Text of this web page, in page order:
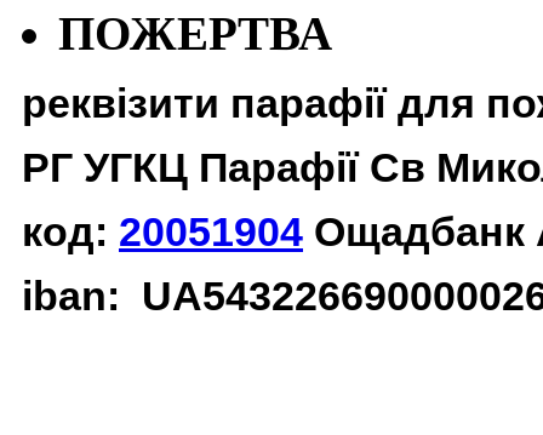
ПОЖЕРТВА
реквізити парафії для
РГ УГКЦ Парафії Св
код: 20051904 Ощадбанк
iban: